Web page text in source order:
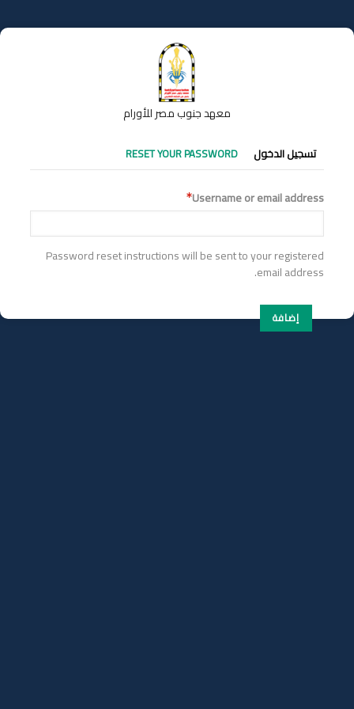
إلى
المحتوى
معهد جنوب مصر للأورام
التبويبات
الأساسية
تسجيل الدخول RESET YOUR PASSWORD
Username or email address
Password reset instructions will be sent to your registered
email address.